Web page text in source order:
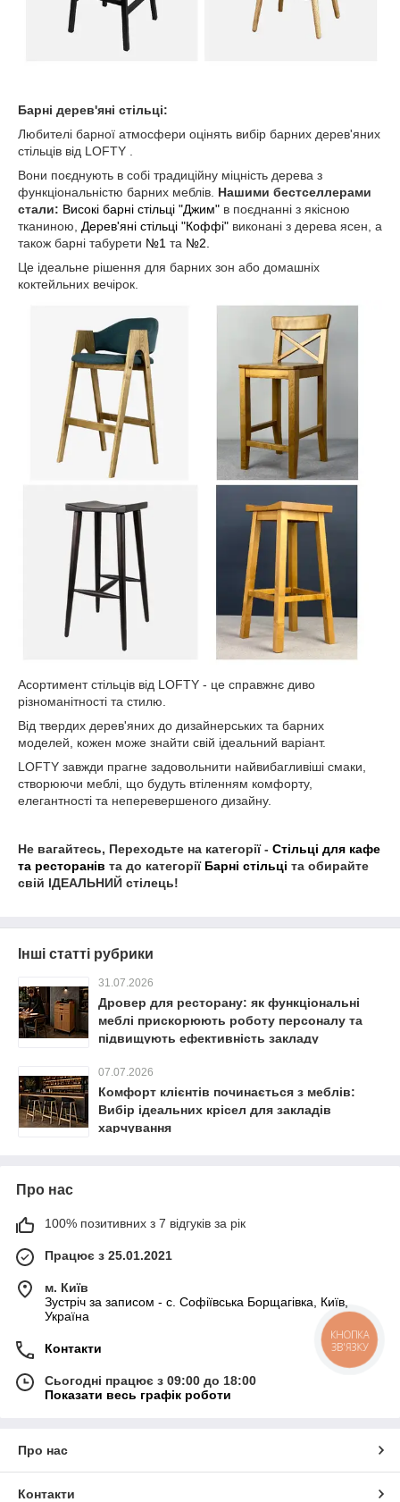
Барні дерев'яні стільці:
Любителі барної атмосфери оцінять вибір барних дерев'яних
стільців від LOFTY .
Вони поєднують в собі традиційну міцність дерева з
функціональністю барних меблів. Нашими бестселлерами
стали: Високі барні стільці "Джим" в поєднанні з якісною
тканиною,
Дерев'яні стільці "Коффі" виконані з дерева ясен, а
також барні табурети №1 та №2.
Це ідеальне рішення для барних зон або домашніх
коктейльних вечірок.
Асортимент стільців від LOFTY - це справжнє диво
різноманітності та стилю.
Від твердих дерев'яних до дизайнерських та барних
моделей, кожен може знайти свій ідеальний варіант.
LOFTY завжди прагне задовольнити найвибагливіші смаки,
створюючи меблі, що будуть втіленням комфорту,
елегантності та неперевершеного дизайну.
Не вагайтесь, Переходьте на категорії - Стільці для кафе
та ресторанів та до категорії Барні стільці та обирайте
свій ІДЕАЛЬНИЙ стілець!
Інші статті рубрики
31.07.2026
Дровер для ресторану: як функціональні
меблі прискорюють роботу персоналу та
підвищують ефективність закладу
07.07.2026
Комфорт клієнтів починається з меблів:
Вибір ідеальних крісел для закладів
харчування
Про нас
100% позитивних з 7 відгуків за рік
Працює з 25.01.2021
м. Київ
Зустріч за записом - с. Софіївська Борщагівка, Київ,
Україна
Контакти
Сьогодні працює з 09:00 до 18:00
Показати весь графік роботи
Про нас
Контакти
КНОПКА
ЗВ'ЯЗКУ